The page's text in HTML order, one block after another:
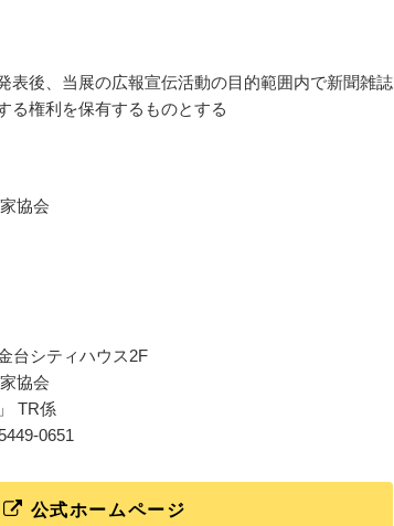
表後、当展の広報宣伝活動の目的範囲内で新聞雑誌
る権利を保有するものとする
協会
台シティハウス2F
協会
TR係
0651
公式ホームページ